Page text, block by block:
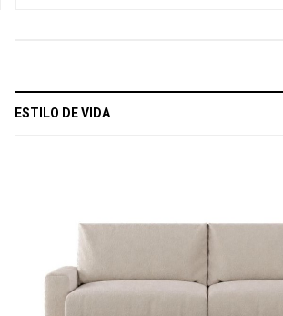
ESTILO DE VIDA